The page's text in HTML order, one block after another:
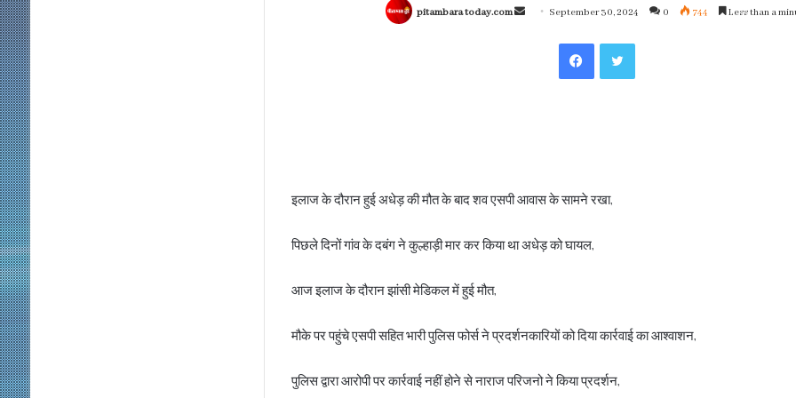
pitambara today.com
Send September 30, 2024 0 744 Less than a
FacebookTwitter
इलाज के दौरान हुई अधेड़ की मौत के बाद शव एसपी आवास के सामने रखा,
पिछले दिनों गांव के दबंग ने कुल्हाड़ी मार कर किया था अधेड़ को घायल,
आज इलाज के दौरान झांसी मेडिकल में हुई मौत,
मौके पर पहुंचे एसपी सहित भारी पुलिस फोर्स ने प्रदर्शनकारियों को दिया कार्रवाई का आश्वाशन,
पुलिस द्वारा आरोपी पर कार्रवाई नहीं होने से नाराज परिजनो ने किया प्रदर्शन,